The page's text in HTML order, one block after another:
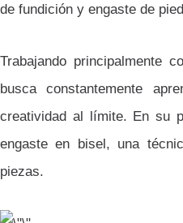
de fundición y engaste de
Trabajando principalmente
busca constantemente
creatividad al límite. En su
engaste en bisel, una
piezas.